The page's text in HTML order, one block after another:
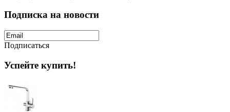
Подписка на новости
Подписаться
Успейте купить!